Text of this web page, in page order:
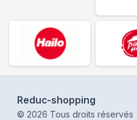
Reduc-shopping
© 2026 Tous droits réservés